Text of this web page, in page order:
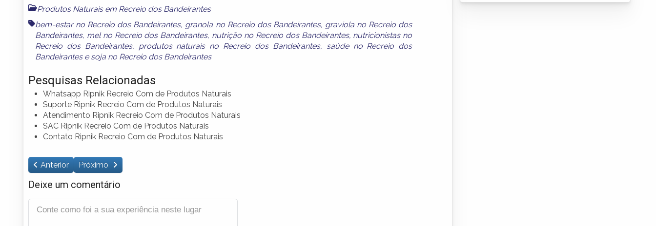
Produtos Naturais em Recreio dos Bandeirantes
bem-estar no Recreio dos Bandeirantes, granola no Recreio dos Bandeirantes, graviola no Recreio dos
Bandeirantes, mel no Recreio dos Bandeirantes, nutrição no Recreio dos Bandeirantes, nutricionistas no
Recreio dos Bandeirantes, produtos naturais no Recreio dos Bandeirantes, saúde no Recreio dos
Bandeirantese soja no Recreio dos Bandeirantes
Pesquisas Relacionadas
Whatsapp Ripnik Recreio Com de Produtos Naturais
Suporte Ripnik Recreio Com de Produtos Naturais
Atendimento Ripnik Recreio Com de Produtos Naturais
SAC Ripnik Recreio Com de Produtos Naturais
Contato Ripnik Recreio Com de Produtos Naturais
Anterior Próximo
Deixe um comentário